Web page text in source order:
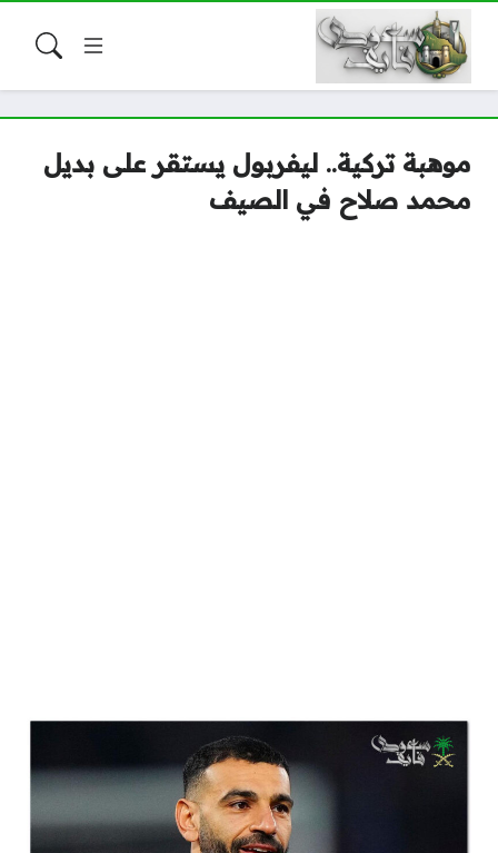
موهبة تركية.. ليفربول يستقر على بديل
محمد صلاح في الصيف